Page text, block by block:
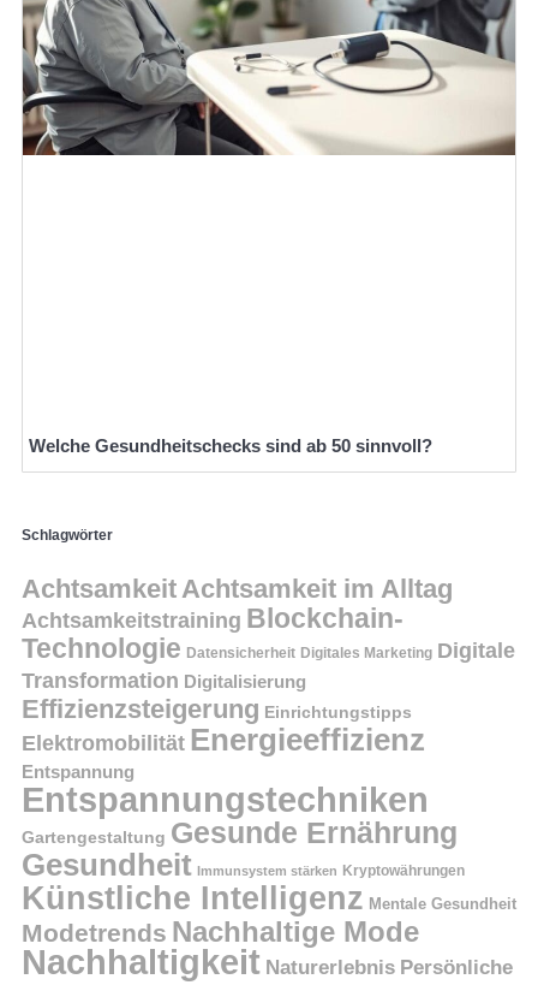
Welche Gesundheitschecks sind ab 50 sinnvoll?
Schlagwörter
Achtsamkeit Achtsamkeit im Alltag
Achtsamkeitstraining Blockchain-
Technologie Datensicherheit Digitales Marketing Digitale
Transformation Digitalisierung
Effizienzsteigerung Einrichtungstipps
Elektromobilität Energieeffizienz
Entspannung
Entspannungstechniken
Gartengestaltung Gesunde Ernährung
Gesundheit Immunsystem stärken Kryptowährungen
Künstliche Intelligenz Mentale Gesundheit
Modetrends Nachhaltige Mode
Nachhaltigkeit Naturerlebnis Persönliche